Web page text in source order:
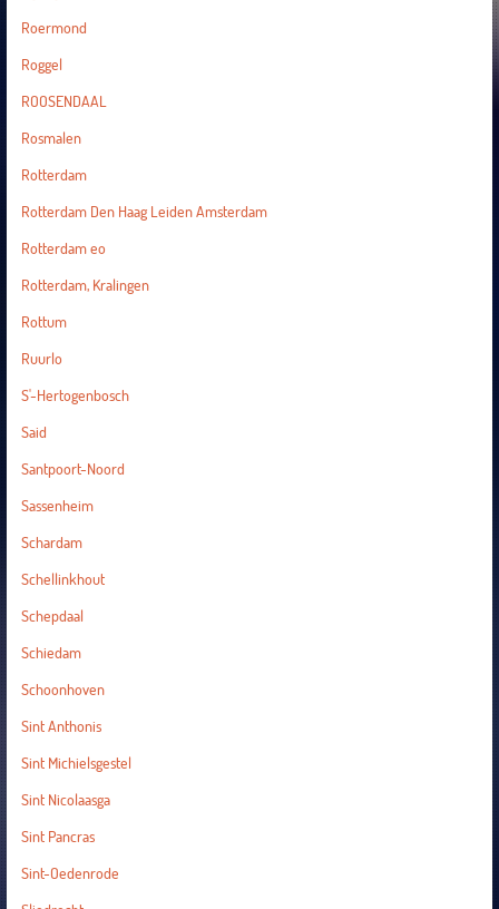
Roermond
Roggel
ROOSENDAAL
Rosmalen
Rotterdam
Rotterdam Den Haag Leiden Amsterdam
Rotterdam eo
Rotterdam, Kralingen
Rottum
Ruurlo
S'-Hertogenbosch
Said
Santpoort-Noord
Sassenheim
Schardam
Schellinkhout
Schepdaal
Schiedam
Schoonhoven
Sint Anthonis
Sint Michielsgestel
Sint Nicolaasga
Sint Pancras
Sint-Oedenrode